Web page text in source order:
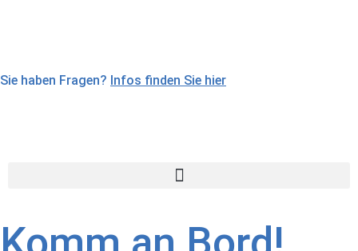
Sie haben Fragen? Infos finden Sie hier